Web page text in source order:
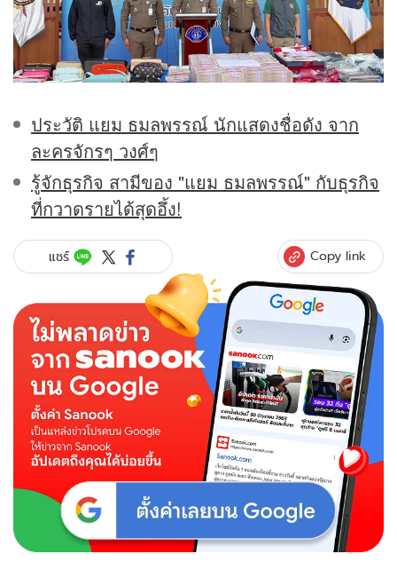
ประวัติ แยม ธมลพรรณ์ นักแสดงชื่อดัง จาก
ละครจักรๆ วงศ์ๆ
รู้จักธุรกิจ สามีของ "แยม ธมลพรรณ์" กับธุรกิจ
ที่กวาดรายได้สุดอึ้ง!
แชร์ Copy link